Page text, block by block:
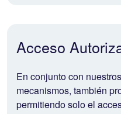
Acceso
En conjunto con
mecanismos, también
permitiendo solo el